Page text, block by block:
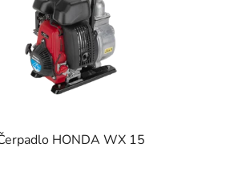
HONDA WX 15